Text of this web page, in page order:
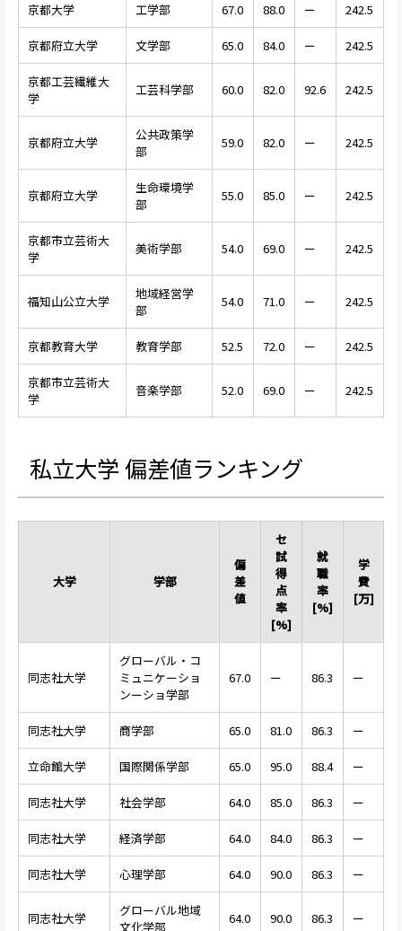
京都大学 工学部 67.0 88.0 ー 242.5
京都府立大学 文学部 65.0 84.0 ー 242.5
京都工芸繊維大
学
工芸科学部 60.0 82.0 92.6 242.5
京都府立大学
公共政策学
部
59.0 82.0 ー 242.5
京都府立大学
生命環境学
部
55.0 85.0 ー 242.5
京都市立芸術大
学
美術学部 54.0 69.0 ー 242.5
福知山公立大学
地域経営学
部
54.0 71.0 ー 242.5
京都教育大学 教育学部 52.5 72.0 ー 242.5
京都市立芸術大
学
音楽学部 52.0 69.0 ー 242.5
私立大学 偏差値ランキング
大学 学部
偏
差
値
セ
試
得
点
率
[%]
就
職
率
[%]
学
費
[万]
同志社大学
グローバル・コ
ミュニケーショ
ンーショ学部
67.0 ー 86.3 ー
同志社大学 商学部 65.0 81.0 86.3 ー
立命館大学 国際関係学部 65.0 95.0 88.4 ー
同志社大学 社会学部 64.0 85.0 86.3 ー
同志社大学 経済学部 64.0 84.0 86.3 ー
同志社大学 心理学部 64.0 90.0 86.3 ー
同志社大学
グローバル地域
文化学部
64.0 90.0 86.3 ー